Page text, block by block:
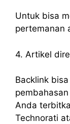
Untuk bisa
pertemanan
4. Artikel
Backlink
Anda
Technorati